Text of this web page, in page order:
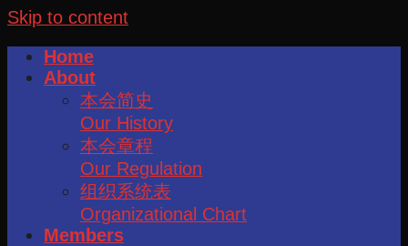
Skip to content
Home
About
本会简史
Our History
本会章程
Our Regulation
组织系统表
Organizational Chart
Members